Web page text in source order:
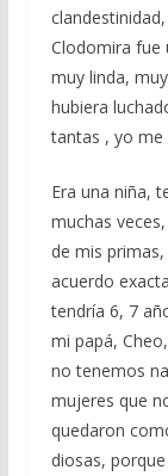
Clodomira fue
muy linda,
hubiera
tantas , yo
Era una niña,
muchas
de mis
acuerdo
tendría 6, 7
mi papá,
no tenemos
mujeres que
quedaron
diosas,